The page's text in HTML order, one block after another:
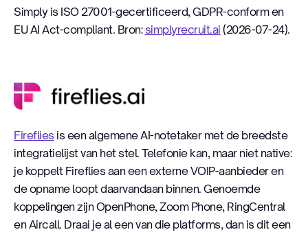
Simply is ISO 27001-gecertificeerd, GDPR-conform en
EU AI Act-compliant. Bron:simplyrecruit.ai (2026-07-24).
Fireflies is een algemene AI-notetaker met de breedste
integratielijst van het stel. Telefonie kan, maar niet native:
je koppelt Fireflies aan een externe VOIP-aanbieder en
de opname loopt daarvandaan binnen. Genoemde
koppelingen zijn OpenPhone, Zoom Phone, RingCentral
en Aircall. Draai je al een van die platforms, dan is dit een